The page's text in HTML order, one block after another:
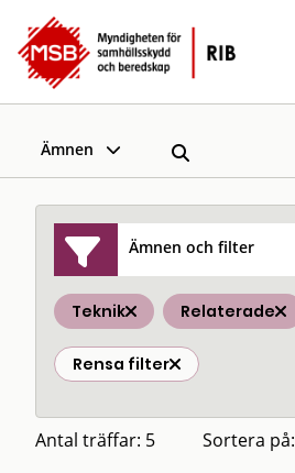
Ämnen
Ämnen och filter
Teknik Relaterade
Rensa filter
Antal träffar: 5 Sortera på: